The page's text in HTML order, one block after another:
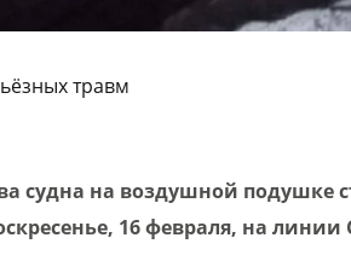
травм
судна на воздушной подушке
16 февраля, на